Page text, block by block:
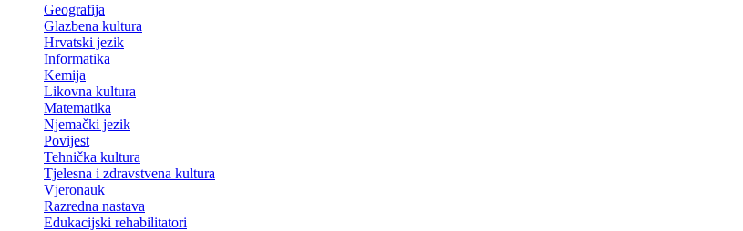
Geografija
Glazbena kultura
Hrvatski jezik
Informatika
Kemija
Likovna kultura
Matematika
Njemački jezik
Povijest
Tehnička kultura
Tjelesna i zdravstvena kultura
Vjeronauk
Razredna nastava
Edukacijski rehabilitatori